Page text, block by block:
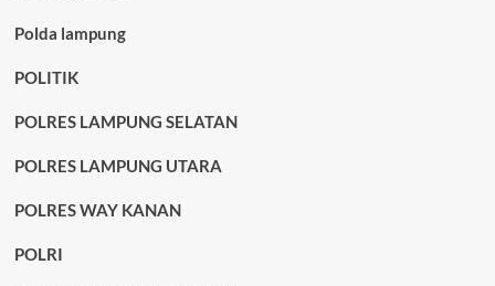
Polda lampung
POLITIK
POLRES LAMPUNG SELATAN
POLRES LAMPUNG UTARA
POLRES WAY KANAN
POLRI